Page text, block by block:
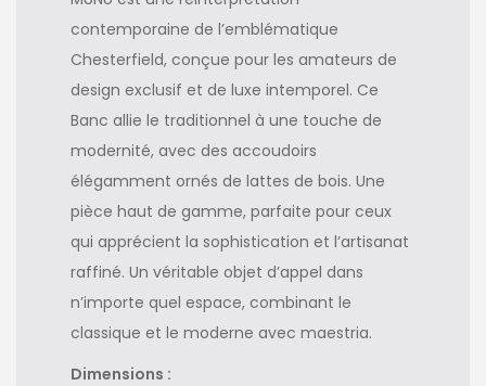
contemporaine de l’emblématique
Chesterfield, conçue pour les amateurs de
design exclusif et de luxe intemporel. Ce
Banc allie le traditionnel à une touche de
modernité, avec des accoudoirs
élégamment ornés de lattes de bois. Une
pièce haut de gamme, parfaite pour ceux
qui apprécient la sophistication et l’artisanat
raffiné. Un véritable objet d’appel dans
n’importe quel espace, combinant le
classique et le moderne avec maestria.
Dimensions :